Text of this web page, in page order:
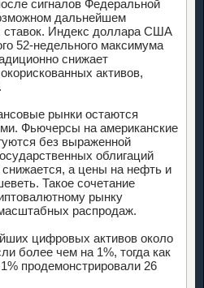
сигналов Федеральной
дальнейшем
ставок. Индекс доллара США
52-недельного максимума
снижает
активов,
рынки остаются
Фьючерсы на американские
без выраженной
облигаций
а цены на нефть и
Такое сочетание
рынку
распродаж.
цифровых активов около
более чем на 1%, тогда как
продемонстрировали 26